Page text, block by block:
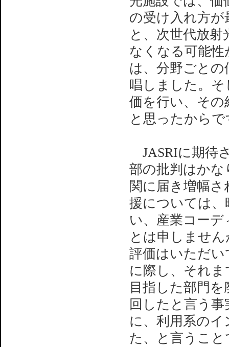
の受け入れ方
と、次世代放
なくなる可能
は、分野ごと
唱しました。
価を行い、そ
と思ったからで
JASRIに期待
部の批判はかな
関に届き増幅
援については、
い、産業コー
とは申しませ
評価はいただ
に際し、それ
目指した部門
回したと言う
に、利用系の
た、と言うこと